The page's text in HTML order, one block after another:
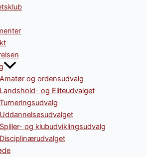
Amatør og ordensudvalg
Landshold- og Eliteudvalget
Turneringsudvalg
Uddannelsesudvalget
Spiller- og klubudviklingsudvalg
Disciplinærudvalget